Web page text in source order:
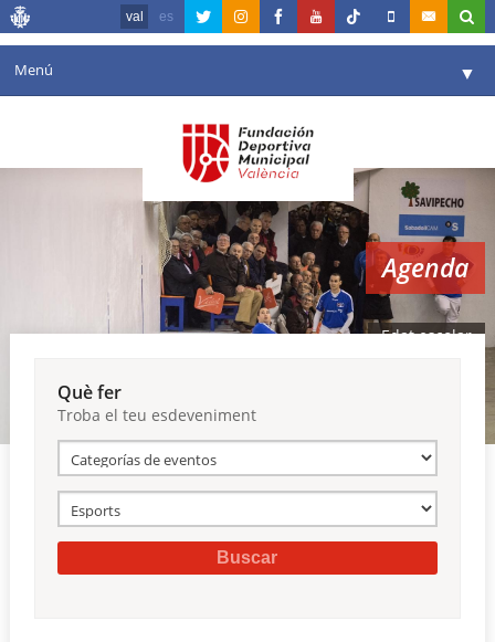
val es
Menú ▼
Agenda
▼
▼
València en esport ▼
Reserves
Agenda
Edat escolar
Què fer
Troba el teu esdeveniment